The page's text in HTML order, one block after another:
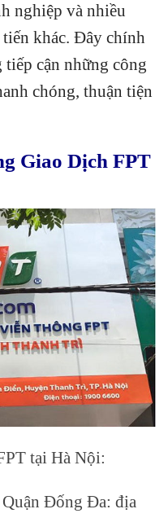
nghiệp và nhiều
khác. Đây chính
cận những công
chóng, thuận tiện
Giao Dịch FPT
tại Hà Nội:
Đống Đa: địa